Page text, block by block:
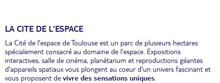
LA CITE DE L'ESPACE
La Cité de l'espace de Toulouse est un parc de plusieurs hectares
spécialement consacré au domaine de l'espace. Expositions
interactives, salle de cinéma, planétarium et reproductions géantes
d'appareils spatiaux vous plongent au coeur d'un univers fascinant et
vous proposent de vivre des sensations uniques.